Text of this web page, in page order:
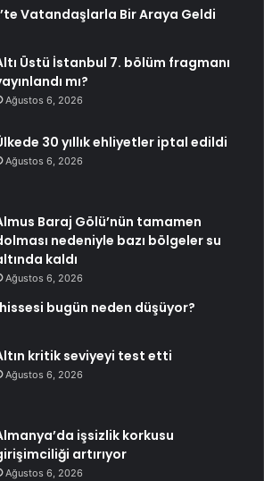
Vatandaşlarla Bir Araya Geldi
Üstü İstanbul 7. bölüm fragmanı
mı?
Ağustos 6, 2026
30 yıllık ehliyetler iptal edildi
Ağustos 6, 2026
Baraj Gölü’nün tamamen
nedeniyle bazı bölgeler su
kaldı
Ağustos 6, 2026
bugün neden düşüyor?
kritik seviyeyi test etti
Ağustos 6, 2026
işsizlik korkusu
artırıyor
Ağustos 6, 2026